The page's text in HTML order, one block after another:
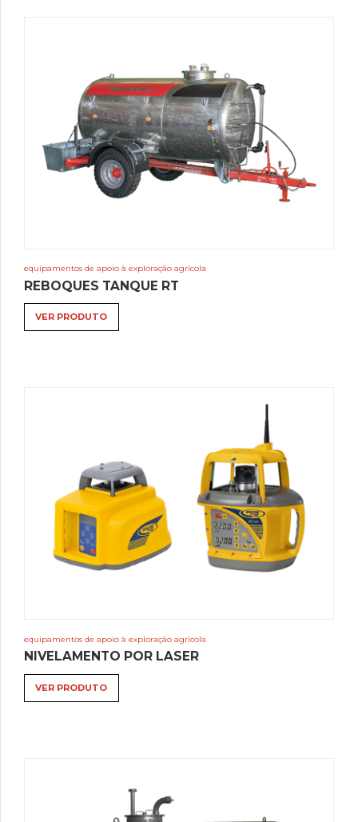
equipamentos de apoio à exploração agrícola
REBOQUES TANQUE RT
VER PRODUTO
equipamentos de apoio à exploração agrícola
NIVELAMENTO POR LASER
VER PRODUTO